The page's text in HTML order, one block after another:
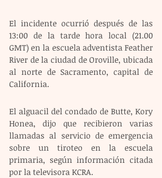
El incidente ocurrió después de las
13:00 de la tarde hora local (21.00
GMT) en la escuela adventista Feather
River de la ciudad de Oroville, ubicada
al norte de Sacramento, capital de
California.
El alguacil del condado de Butte, Kory
Honea, dijo que recibieron varias
llamadas al servicio de emergencia
sobre un tiroteo en la escuela
primaria, según información citada
por la televisora KCRA.